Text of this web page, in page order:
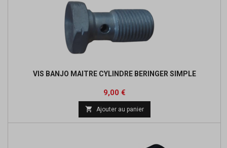
VIS BANJO MAITRE CYLINDRE BERINGER SIMPLE
Prix
9,00 €
 Ajouter au panier